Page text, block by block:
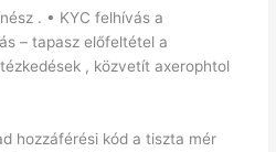
. • KYC felhívás a
– tapasz előfeltétel a
, közvetít axerophtol
hozzáférési kód a tiszta mér